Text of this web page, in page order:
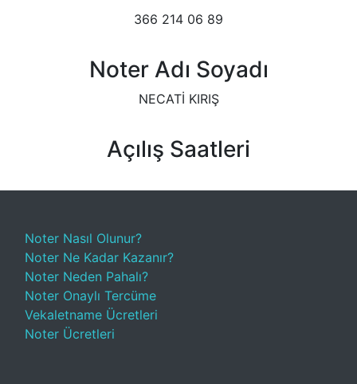
366 214 06 89
Noter Adı Soyadı
NECATİ KIRIŞ
Açılış Saatleri
Noter Nasıl Olunur?
Noter Ne Kadar Kazanır?
Noter Neden Pahalı?
Noter Onaylı Tercüme
Vekaletname Ücretleri
Noter Ücretleri